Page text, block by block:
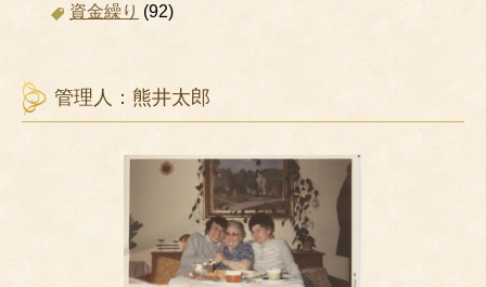
資金繰り (92)
管理人：熊井太郎